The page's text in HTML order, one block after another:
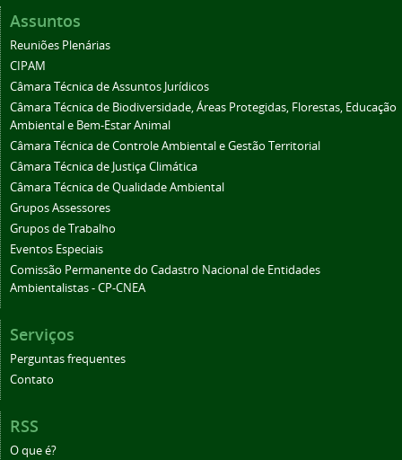
Assuntos
Reuniões Plenárias
CIPAM
Câmara Técnica de Assuntos Jurídicos
Câmara Técnica de Biodiversidade, Áreas Protegidas, Florestas, Educação
Ambiental e Bem-Estar Animal
Câmara Técnica de Controle Ambiental e Gestão Territorial
Câmara Técnica de Justiça Climática
Câmara Técnica de Qualidade Ambiental
Grupos Assessores
Grupos de Trabalho
Eventos Especiais
Comissão Permanente do Cadastro Nacional de Entidades
Ambientalistas - CP-CNEA
Serviços
Perguntas frequentes
Contato
RSS
O que é?